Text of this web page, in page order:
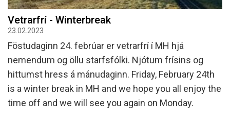
Vetrarfrí - Winterbreak
23.02.2023
Föstudaginn 24. febrúar er vetrarfrí í MH hjá
nemendum og öllu starfsfólki. Njótum frísins og
hittumst hress á mánudaginn. Friday, February 24th
is a winter break in MH and we hope you all enjoy the
time off and we will see you again on Monday.